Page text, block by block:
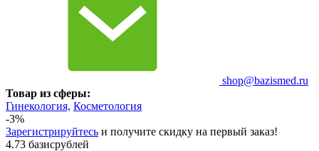
shop@bazismed.ru
Товар из сферы:
Гинекология, Косметология
-3%
Зарегистрируйтесь и получите скидку на первый заказ!
4.73 базисрублей